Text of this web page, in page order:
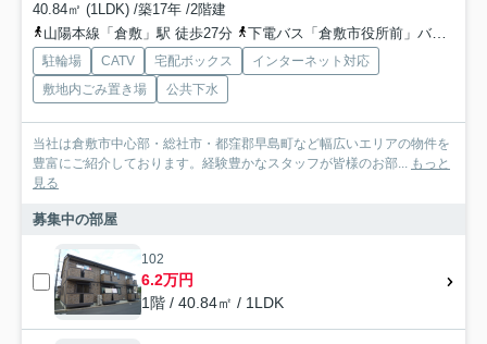
40.84㎡ (1LDK) /築17年 /2階建
山陽本線「倉敷」駅 徒歩27分
下電バス「倉敷市役所前」バス停下車 徒歩3分
駐輪場 CATV 宅配ボックス
インターネット対応
敷地内ごみ置き場
公共下水
当社は倉敷市中心部・総社市・都窪郡早島町など幅広いエリアの物件を
豊富にご紹介しております。経験豊かなスタッフが皆様のお部... もっと
見る
募集中の部屋
102
6.2万円
1階 / 40.84㎡ / 1LDK